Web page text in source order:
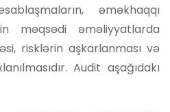
əməkhaqqı
məqsədi əməliyyatlarda
risklərin aşkarlanması və
Audit aşağıdakı